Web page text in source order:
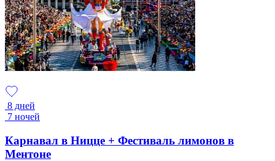
8 дней
7 ночей
Карнавал в Ницце + Фестиваль лимонов в
Ментоне